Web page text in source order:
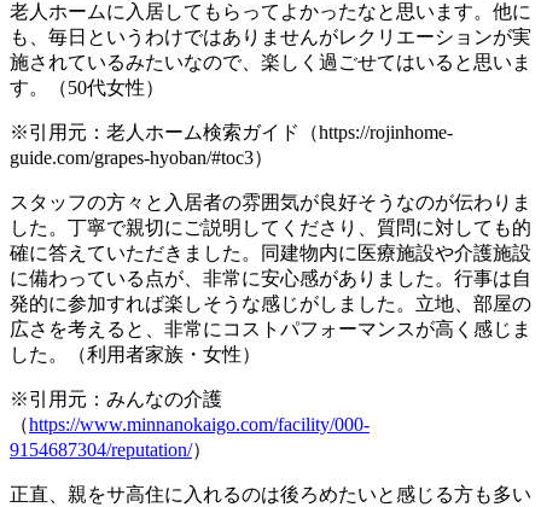
老人ホームに入居してもらってよかったなと思います。他に
も、毎日というわけではありませんがレクリエーションが実
施されているみたいなので、楽しく過ごせてはいると思いま
す。（50代女性）
※引用元：老人ホーム検索ガイド（https://rojinhome-
guide.com/grapes-hyoban/#toc3）
スタッフの方々と入居者の雰囲気が良好そうなのが伝わりま
した。丁寧で親切にご説明してくださり、質問に対しても的
確に答えていただきました。同建物内に医療施設や介護施設
に備わっている点が、非常に安心感がありました。行事は自
発的に参加すれば楽しそうな感じがしました。立地、部屋の
広さを考えると、非常にコストパフォーマンスが高く感じま
した。（利用者家族・女性）
※引用元：みんなの介護
（https://www.minnanokaigo.com/facility/000-
9154687304/reputation/）
正直、親をサ高住に入れるのは後ろめたいと感じる方も多い